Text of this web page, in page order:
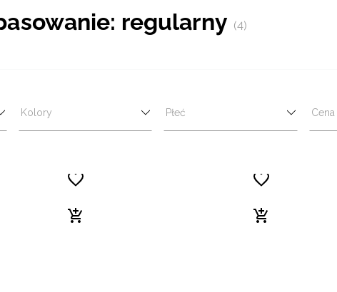
regularny (4)
Kolory Płeć Cena